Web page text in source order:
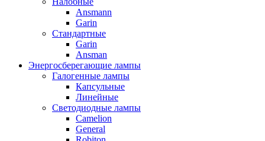
Ansmann
Garin
Стандартные
Garin
Ansman
Энергосберегающие лампы
Галогенные лампы
Капсульные
Линейные
Светодиодные лампы
Camelion
General